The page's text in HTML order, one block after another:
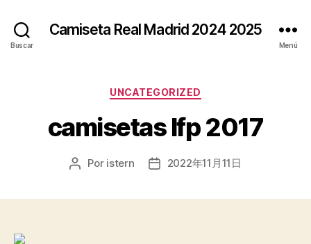
Buscar
Camiseta Real Madrid 2024 2025
Menú
Categorías
UNCATEGORIZED
camisetas lfp 2017
Autor
Por istern
Fecha2022年11月11日